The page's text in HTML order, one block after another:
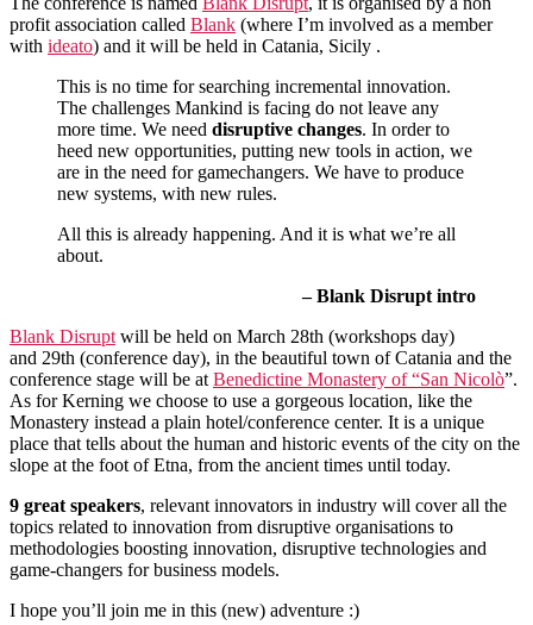
profit association called Blank (where I’m involved as a member
with ideato) and it will be held in Catania, Sicily .
This is no time for searching incremental innovation.
The challenges Mankind is facing do not leave any
more time. We need disruptive changes. In order to
heed new opportunities, putting new tools in action, we
are in the need for gamechangers. We have to produce
new systems, with new rules.
All this is already happening. And it is what we’re all
about.
– Blank Disrupt intro
Blank Disrupt will be held on March 28th (workshops day)
and 29th (conference day), in the beautiful town of Catania and the
conference stage will be at Benedictine Monastery of “San Nicolò”.
As for Kerning we choose to use a gorgeous location, like the
Monastery instead a plain hotel/conference center. It is a unique
place that tells about the human and historic events of the city on the
slope at the foot of Etna, from the ancient times until today.
9 great speakers, relevant innovators in industry will cover all the
topics related to innovation from disruptive organisations to
methodologies boosting innovation, disruptive technologies and
game-changers for business models.
I hope you’ll join me in this (new) adventure :)